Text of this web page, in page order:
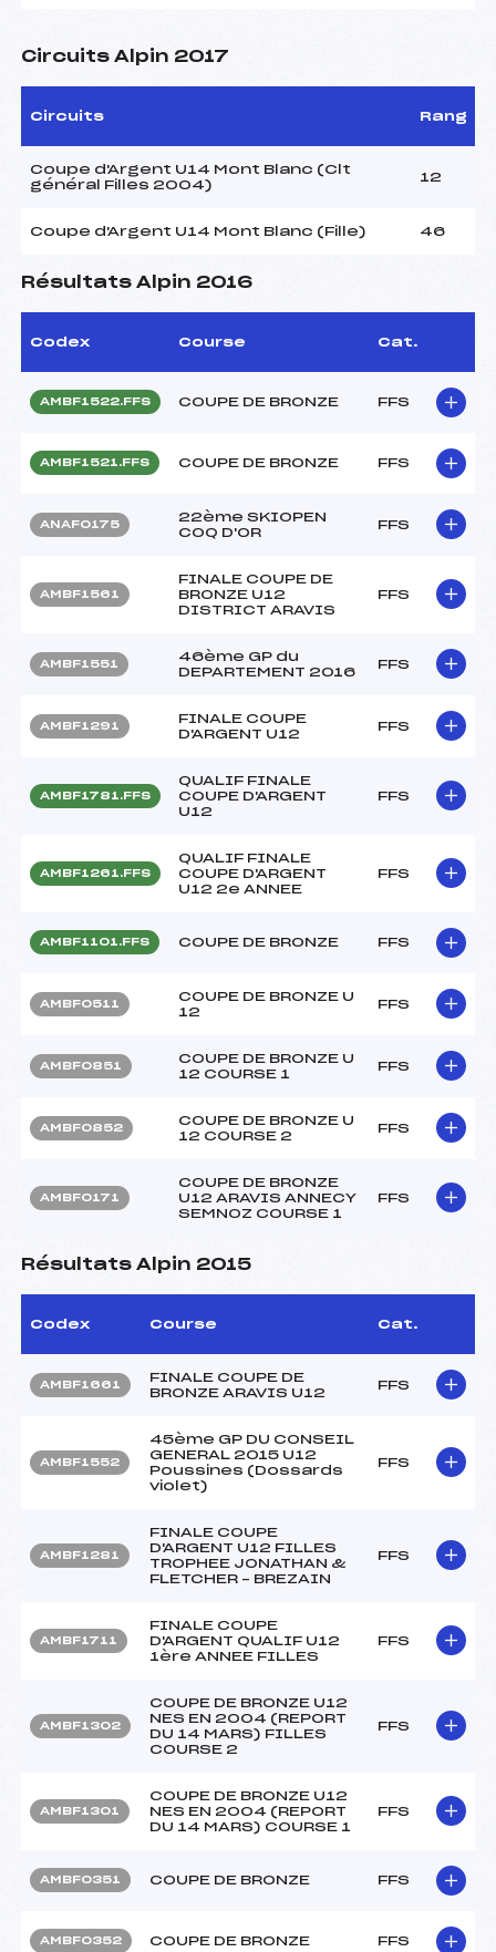
Circuits Alpin 2017
Circuits Rang
Coupe d'Argent U14 Mont Blanc (Clt
général Filles 2004)
12
Coupe d'Argent U14 Mont Blanc (Fille) 46
Résultats Alpin 2016
Codex Course Cat.
AMBF1522.FFS COUPE DE BRONZE FFS
AMBF1521.FFS COUPE DE BRONZE FFS
ANAF0175
22ème SKIOPEN
COQ D'OR
FFS
AMBF1561
FINALE COUPE DE
BRONZE U12
DISTRICT ARAVIS
FFS
AMBF1551
46ème GP du
DEPARTEMENT 2016
FFS
AMBF1291
FINALE COUPE
D'ARGENT U12
FFS
AMBF1781.FFS
QUALIF FINALE
COUPE D'ARGENT
U12
FFS
AMBF1261.FFS
QUALIF FINALE
COUPE D'ARGENT
U12 2e ANNEE
FFS
AMBF1101.FFS COUPE DE BRONZE FFS
AMBF0511
COUPE DE BRONZE U
12
FFS
AMBF0851
COUPE DE BRONZE U
12 COURSE 1
FFS
AMBF0852
COUPE DE BRONZE U
12 COURSE 2
FFS
AMBF0171
COUPE DE BRONZE
U12 ARAVIS ANNECY
SEMNOZ COURSE 1
FFS
Résultats Alpin 2015
Codex Course Cat.
AMBF1661
FINALE COUPE DE
BRONZE ARAVIS U12
FFS
AMBF1552
45ème GP DU CONSEIL
GENERAL 2015 U12
Poussines (Dossards
violet)
FFS
AMBF1281
FINALE COUPE
D'ARGENT U12 FILLES
TROPHEE JONATHAN &
FLETCHER – BREZAIN
FFS
AMBF1711
FINALE COUPE
D'ARGENT QUALIF U12
1ère ANNEE FILLES
FFS
AMBF1302
COUPE DE BRONZE U12
NES EN 2004 (REPORT
DU 14 MARS) FILLES
COURSE 2
FFS
AMBF1301
COUPE DE BRONZE U12
NES EN 2004 (REPORT
DU 14 MARS) COURSE 1
FFS
AMBF0351 COUPE DE BRONZE FFS
AMBF0352 COUPE DE BRONZE FFS